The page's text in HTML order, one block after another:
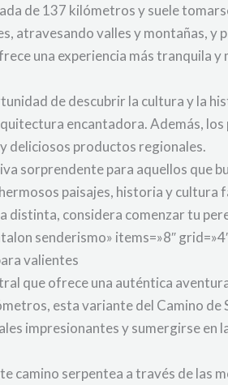
de 137 kilómetros y suele
atravesando valles y montañas, y
una experiencia más tranquila y
de descubrir la cultura y la
encantadora. Además,
deliciosos productos regionales.
sorprendente para aquellos que
paisajes, historia y cultura
distinta, considera comenzar tu
senderismo» items=»8″
valientes
que ofrece una auténtica
esta variante del Camino de
impresionantes y sumergirse en
camino serpentea a través de las